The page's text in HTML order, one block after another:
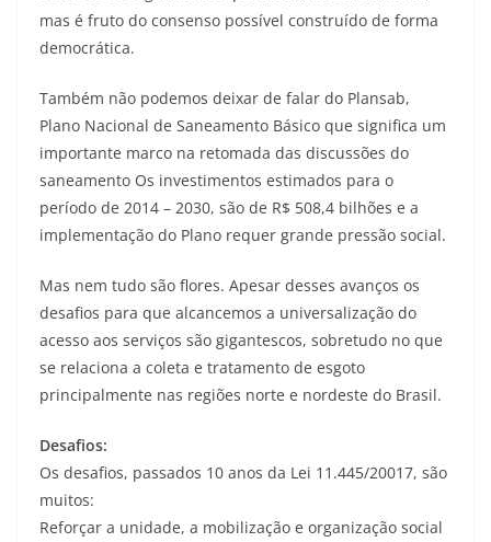
mas é fruto do consenso possível construído de forma
democrática.
Também não podemos deixar de falar do Plansab,
Plano Nacional de Saneamento Básico que significa um
importante marco na retomada das discussões do
saneamento Os investimentos estimados para o
período de 2014 – 2030, são de R$ 508,4 bilhões e a
implementação do Plano requer grande pressão social.
Mas nem tudo são flores. Apesar desses avanços os
desafios para que alcancemos a universalização do
acesso aos serviços são gigantescos, sobretudo no que
se relaciona a coleta e tratamento de esgoto
principalmente nas regiões norte e nordeste do Brasil.
Desafios:
Os desafios, passados 10 anos da Lei 11.445/20017, são
muitos:
Reforçar a unidade, a mobilização e organização social